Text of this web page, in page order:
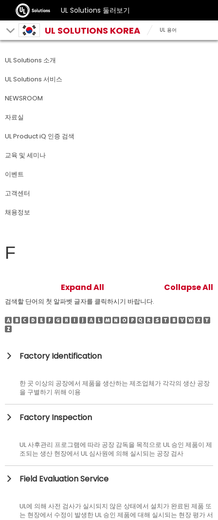
UL Solutions 둘러보기
UL SOLUTIONS KOREA UL 용어
UL Solutions 소개
UL Solutions 서비스
NEWSROOM
자료실
UL Product iQ 인증 검색
교육 및 세미나
이벤트
고객센터
채용정보
F
Expand All Collapse All
검색할 단어의 첫 알파벳 글자를 클릭하시기 바랍니다.
Factory Identification
한 곳 이상의 공장에서 제품을 생산하는 제조업체가 각각의 생산 공장
을 구별하기 위해 이용
Factory Inspection
UL 사후관리 프로그램에 따라 공장 감독을 목적으로 UL 승인 제품이 제
조되는 생산 현장에서 UL 심사원에 의해 실시되는 공장 검사
Field Evaluation Service
UL에 의해 사전 검사가 실시되지 않은 상태에서 설치가 완료된 제품 또
는 현장에서 수정이 발생한 UL 승인 제품에 대해 실시되는 현장 평가 서